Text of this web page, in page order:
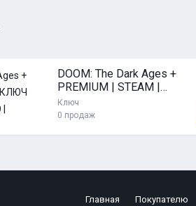
DOOM: The Dark Ages +
PREMIUM | STEAM |
КЛЮЧ АКТИВАЦИИ |
АВТО | РОССИЯ + МИР
Ключ
0 продаж
Главная Покупателю